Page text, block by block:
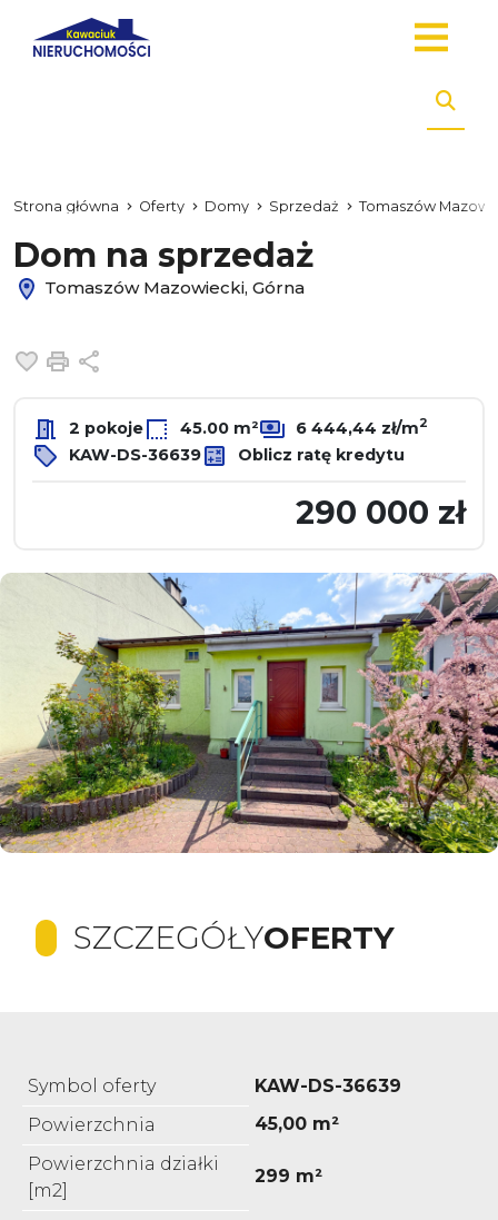
Strona główna Oferty Domy Sprzedaż Tomaszów
Dom na sprzedaż
Tomaszów Mazowiecki, Górna
Dodaj do ulubionych
Drukuj
2 pokoje 45.00 m² 6 444,44 zł/m2
KAW-DS-36639 Oblicz ratę kredytu
290 000 zł
SZCZEGÓŁYOFERTY
Symbol oferty
KAW-DS-36639
Powierzchnia
45,00 m²
Powierzchnia działki
[m2]
299 m²